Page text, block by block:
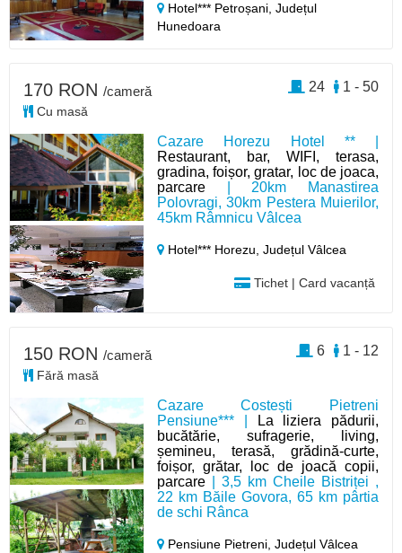
Hotel*** Petroșani,Județul
Hunedoara
Cazare Horezu Hotel ** |
Restaurant, bar, WIFI, terasa,
gradina, foișor, gratar, loc de joaca,
parcare | 20km Manastirea
Polovragi, 30km Pestera Muierilor,
45km Râmnicu Vâlcea
Hotel*** Horezu,Județul Vâlcea
Tichet | Card vacanță
170 RON /cameră
Cu masă
1 - 50
24
Cazare Costești Pietreni
Pensiune*** |
La liziera pădurii,
bucătărie, sufragerie, living,
șemineu, terasă, grădină-curte,
foișor, grătar, loc de joacă copii,
parcare | 3,5 km Cheile Bistriței ,
22 km Băile Govora, 65 km pârtia
de schi Rânca
Pensiune Pietreni,Județul Vâlcea
150 RON /cameră
Fără masă
1 - 12
6